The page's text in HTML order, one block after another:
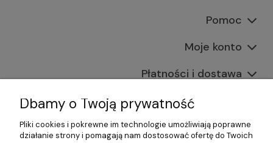
Pomoc
Moje konto
Płatności i dostawa
Informacje
O nas
Dbamy o Twoją prywatność
Pliki cookies i pokrewne im technologie umożliwiają poprawne
działanie strony i pomagają nam dostosować ofertę do Twoich